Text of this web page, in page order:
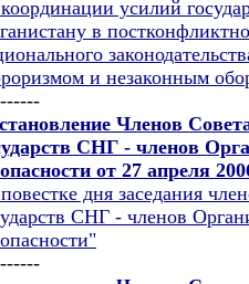
усилий
в
и незаконным
Членов
СНГ - членов
от 27 апреля
дня заседания
СНГ - членов